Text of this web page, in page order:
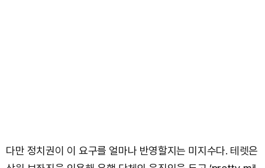
다만 정치권이 이 요구를 얼마나 반영할지는 미지수다. 테렛은